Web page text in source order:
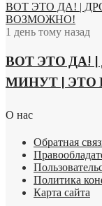
ВОТ ЭТО ДА! |
ВОЗМОЖНО!
1 день тому назад
ВОТ ЭТО ДА!
МИНУТ |
О нас
Обратная
Политика
Карта сайта